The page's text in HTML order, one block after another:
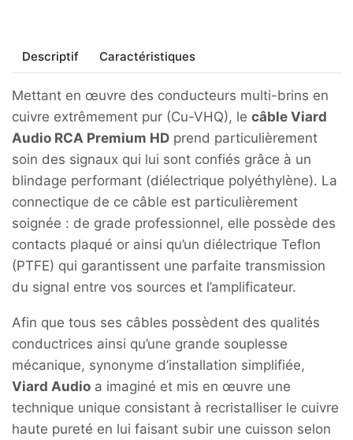
HD
Descriptif Caractéristiques
Mettant en œuvre des conducteurs multi-brins en
cuivre extrêmement pur (Cu-VHQ), le câble Viard
Audio RCA Premium HD prend particulièrement
soin des signaux qui lui sont confiés grâce à un
blindage performant (diélectrique polyéthylène). La
connectique de ce câble est particulièrement
soignée : de grade professionnel, elle possède des
contacts plaqué or ainsi qu’un diélectrique Teflon
(PTFE) qui garantissent une parfaite transmission
du signal entre vos sources et l’amplificateur.
Afin que tous ses câbles possèdent des qualités
conductrices ainsi qu’une grande souplesse
mécanique, synonyme d’installation simplifiée,
Viard Audio a imaginé et mis en œuvre une
technique unique consistant à recristalliser le cuivre
haute pureté en lui faisant subir une cuisson selon